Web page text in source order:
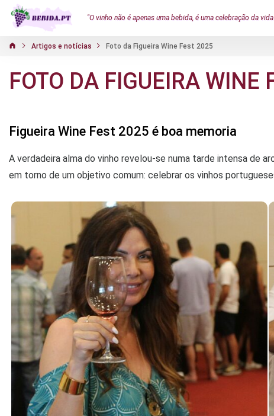
"O vinho não é apenas uma bebida, é uma celebração da
Artigos e notícias Foto da Figueira Wine Fest 2025
FOTO DA FIGUEIRA WINE
Figueira Wine Fest 2025 é boa memoria
A verdadeira alma do vinho revelou-se numa tarde intensa de
em torno de um objetivo comum: celebrar os vinhos